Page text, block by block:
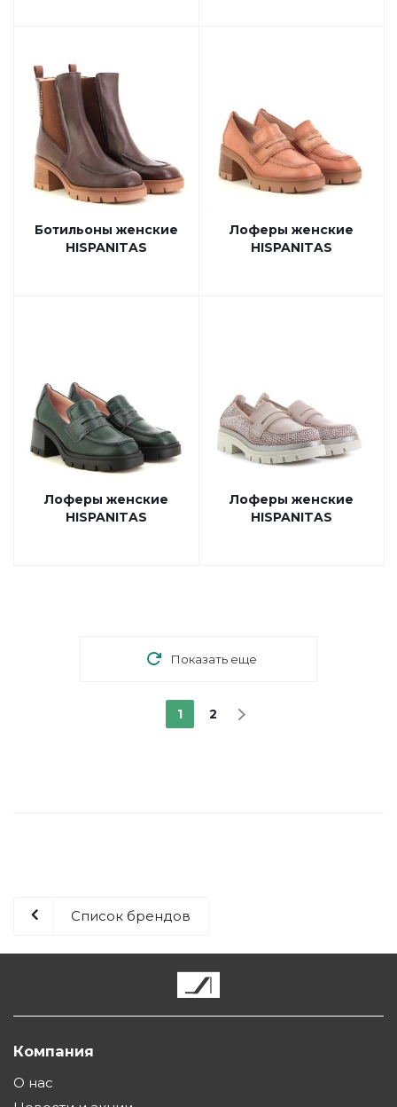
Ботильоны женские
HISPANITAS
Лоферы женские
HISPANITAS
Лоферы женские
HISPANITAS
Лоферы женские
HISPANITAS
Показать еще
1 2
Список брендов
Компания
О нас